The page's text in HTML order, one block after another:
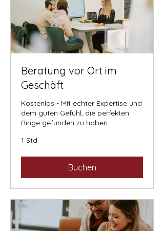
Beratung vor Ort im
Geschäft
Kostenlos - Mit echter Expertise und
dem guten Gefühl, die perfekten
Ringe gefunden zu haben.
1 Std.
Buchen